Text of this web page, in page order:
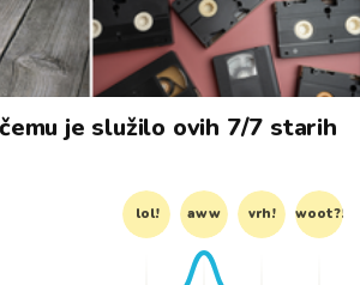
je služilo ovih 7/7 starih
lol! aww vrh! woot?!